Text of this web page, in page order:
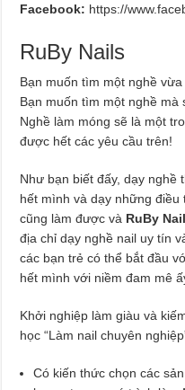
Facebook: https://
RuBy Nails
Bạn muốn tìm một nghề
Bạn muốn tìm một nghề mà
Nghề làm móng sẽ là một
được hết các yêu cầu trên!
Như bạn biết đấy, dạy nghề
hết mình và dạy những
cũng làm được và RuBy
địa chỉ dạy nghề nail uy tín
các bạn trẻ có thể bắt đầu
hết mình với niềm đam mê
Khởi nghiệp làm giàu và
học “Làm nail chuyên
Có kiến thức chọn các